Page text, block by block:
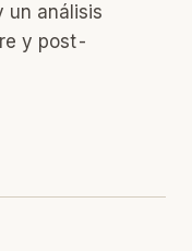
un análisis
y post-